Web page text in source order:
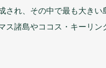
され、その中で最も大きい
ス諸島やココス・キーリン